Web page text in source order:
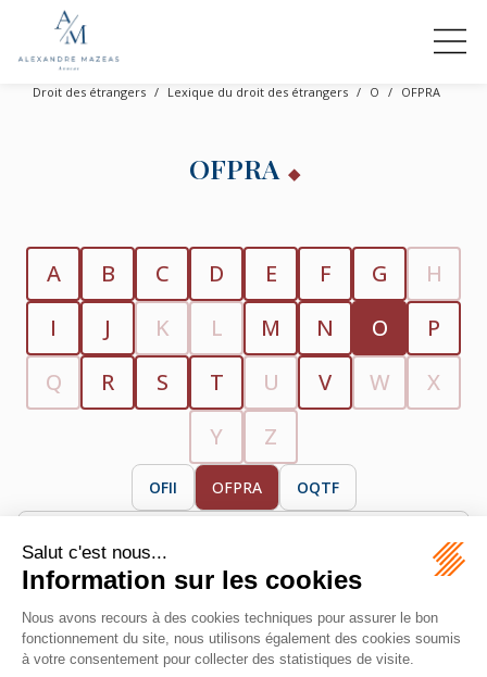
Droit des étrangers Lexique du droit des étrangers O OFPRA
OFPRA
A B C D E F G
H
I
J K L M N O
P
Q
R S T U V W
X
Y
Z
OFII OFPRA OQTF
Office français de protection des réfugiés et apatrides
chargé d’examiner les demandes d’asile.